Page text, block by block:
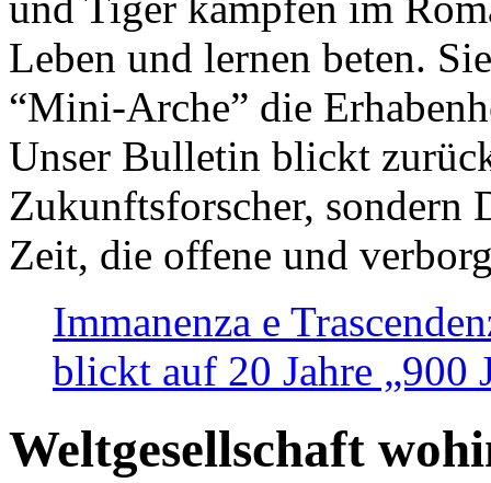
Leben und lernen beten.
“Mini-Arche” die
Unser Bulletin blickt
Zukunftsforscher, sondern
Zeit, die offene und
Immanenza e
blickt auf 20 Jahre „900
Weltgesellschaft